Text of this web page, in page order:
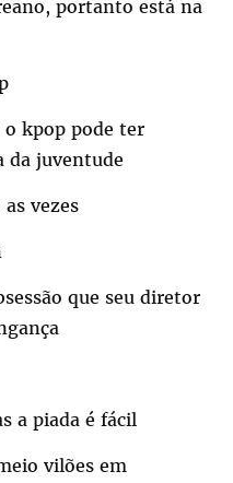
portanto está na
o kpop pode ter
da juventude
vezes
que seu diretor
a piada é fácil
vilões em